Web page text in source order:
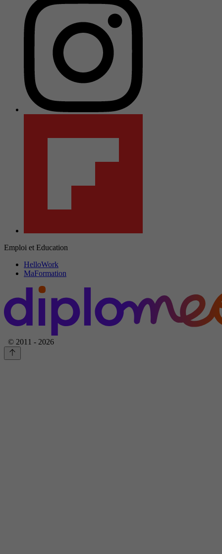
Emploi et Education
HelloWork
MaFormation
© 2011 - 2026